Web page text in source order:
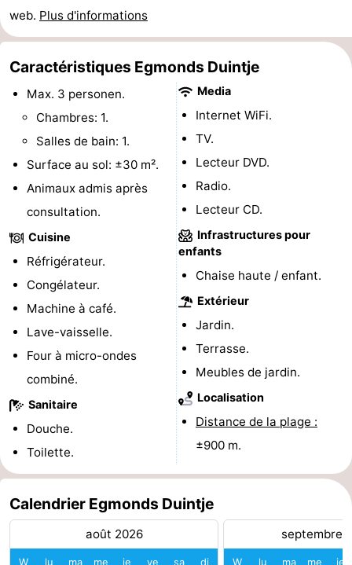
de
jeux
Parcours
de
mini-
Villages
&
villes
Nature
Sports
Piscines
-
du
Randonnée
-
Équitation
Terrains
golf
-
Peche
Sportive
Boire
et
manger
Événements
Pratiques
Route
web. Plus d'informations
Caractéristiques Egmonds Duintje
Max. 3 personen.
Chambres: 1.
Salles de bain: 1.
Surface au sol: ±30 m².
Animaux admis après
consultation.
Cuisine
Réfrigérateur.
Congélateur.
Machine à café.
Lave-vaisselle.
Four à micro-ondes
combiné.
Sanitaire
Douche.
Toilette.
Media
Internet WiFi.
TV.
Lecteur DVD.
Radio.
Lecteur CD.
Infrastructures pour
enfants
Chaise haute / enfant.
Extérieur
Jardin.
Terrasse.
Meubles de jardin.
Localisation
Distance de la plage :
±900 m.
Calendrier Egmonds Duintje
août 2026
W lu ma me je ve sa di
septembre
W lu ma me je